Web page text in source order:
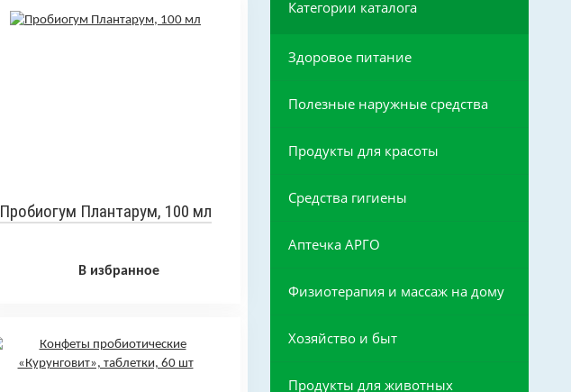
Пробиогум Плантарум, 100 мл
В избранное
Категории каталога
Здоровое питание
Полезные наружные средства
Продукты для красоты
Средства гигиены
Аптечка АРГО
Физиотерапия и массаж на дому
Хозяйство и быт
Продукты для животных